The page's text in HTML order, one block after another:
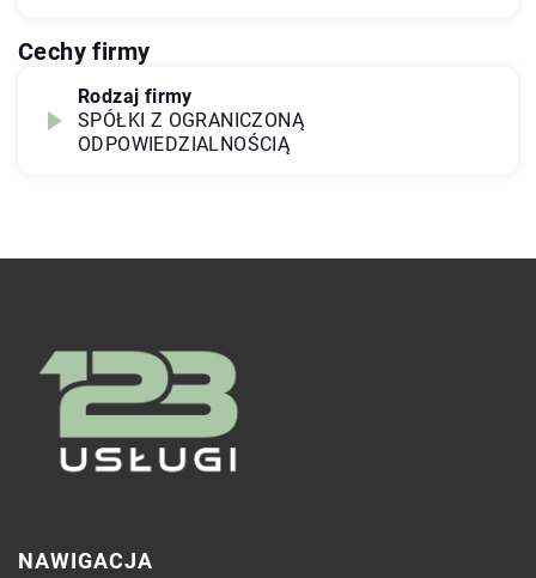
Cechy firmy
Rodzaj firmy
SPÓŁKI Z OGRANICZONĄ
ODPOWIEDZIALNOŚCIĄ
NAWIGACJA